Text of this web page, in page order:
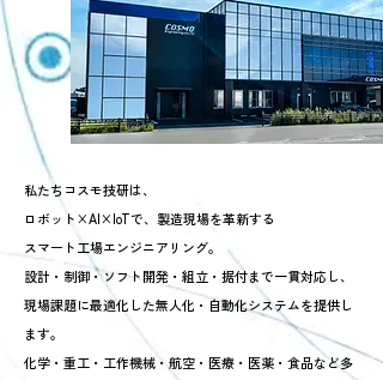
私たちコスモ技研は、
ロボット×AI×IoTで、製造現場を革新する
スマート工場エンジニアリング。
設計・制御・ソフト開発・組立・据付まで一貫対応し、
現場課題に最適化した無人化・自動化システムを提供し
ます。
化学・重工・工作機械・航空・医療・医薬・食品など多